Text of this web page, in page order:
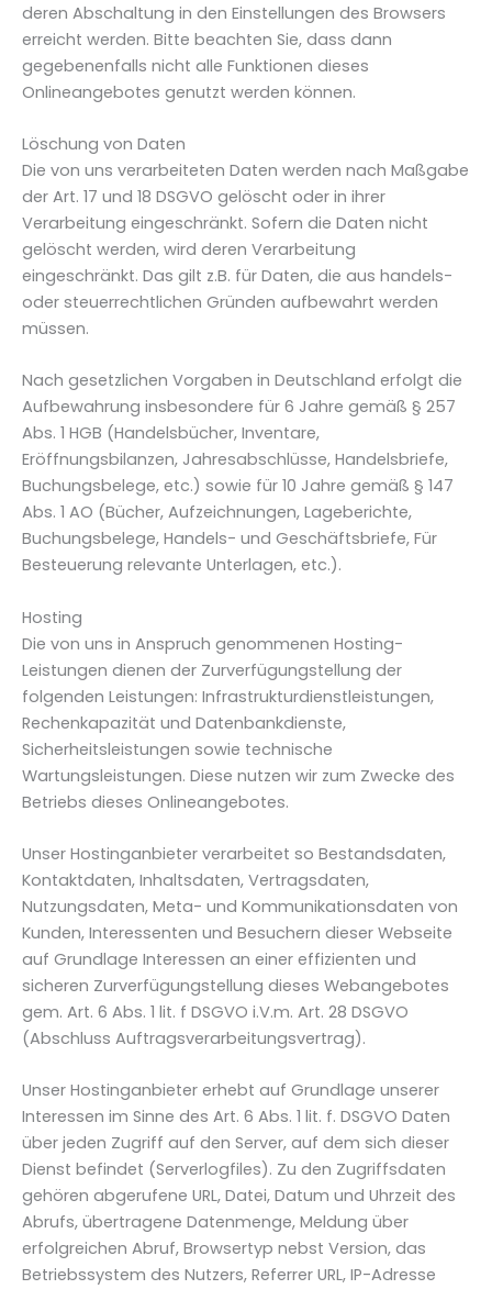
deren Abschaltung in den Einstellungen des Browsers
erreicht werden. Bitte beachten Sie, dass dann
gegebenenfalls nicht alle Funktionen dieses
Onlineangebotes genutzt werden können.
Löschung von Daten
Die von uns verarbeiteten Daten werden nach Maßgabe
der Art. 17 und 18 DSGVO gelöscht oder in ihrer
Verarbeitung eingeschränkt. Sofern die Daten nicht
gelöscht werden, wird deren Verarbeitung
eingeschränkt. Das gilt z.B. für Daten, die aus handels-
oder steuerrechtlichen Gründen aufbewahrt werden
müssen.
Nach gesetzlichen Vorgaben in Deutschland erfolgt die
Aufbewahrung insbesondere für 6 Jahre gemäß § 257
Abs. 1 HGB (Handelsbücher, Inventare,
Eröffnungsbilanzen, Jahresabschlüsse, Handelsbriefe,
Buchungsbelege, etc.) sowie für 10 Jahre gemäß § 147
Abs. 1 AO (Bücher, Aufzeichnungen, Lageberichte,
Buchungsbelege, Handels- und Geschäftsbriefe, Für
Besteuerung relevante Unterlagen, etc.).
Hosting
Die von uns in Anspruch genommenen Hosting-
Leistungen dienen der Zurverfügungstellung der
folgenden Leistungen: Infrastrukturdienstleistungen,
Rechenkapazität und Datenbankdienste,
Sicherheitsleistungen sowie technische
Wartungsleistungen. Diese nutzen wir zum Zwecke des
Betriebs dieses Onlineangebotes.
Unser Hostinganbieter verarbeitet so Bestandsdaten,
Kontaktdaten, Inhaltsdaten, Vertragsdaten,
Nutzungsdaten, Meta- und Kommunikationsdaten von
Kunden, Interessenten und Besuchern dieser Webseite
auf Grundlage Interessen an einer effizienten und
sicheren Zurverfügungstellung dieses Webangebotes
gem. Art. 6 Abs. 1 lit. f DSGVO i.V.m. Art. 28 DSGVO
(Abschluss Auftragsverarbeitungsvertrag).
Unser Hostinganbieter erhebt auf Grundlage unserer
Interessen im Sinne des Art. 6 Abs. 1 lit. f. DSGVO Daten
über jeden Zugriff auf den Server, auf dem sich dieser
Dienst befindet (Serverlogfiles). Zu den Zugriffsdaten
gehören abgerufene URL, Datei, Datum und Uhrzeit des
Abrufs, übertragene Datenmenge, Meldung über
erfolgreichen Abruf, Browsertyp nebst Version, das
Betriebssystem des Nutzers, Referrer URL, IP-Adresse